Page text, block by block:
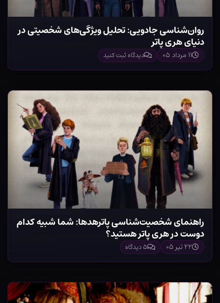
روان‌شناسی جادویی: تحلیل ویژگی‌های شخصیتی در
دنیای هری پاتر
۱۱ مرداد ۰۵ دیدگاه ثبت کنید
راهنمای شخصیت‌شناسی پاترهدها: شما شبیه کدام
دوست در هری پاتر هستید؟
۲۲ تیر ۰۵ ۵ دیدگاه